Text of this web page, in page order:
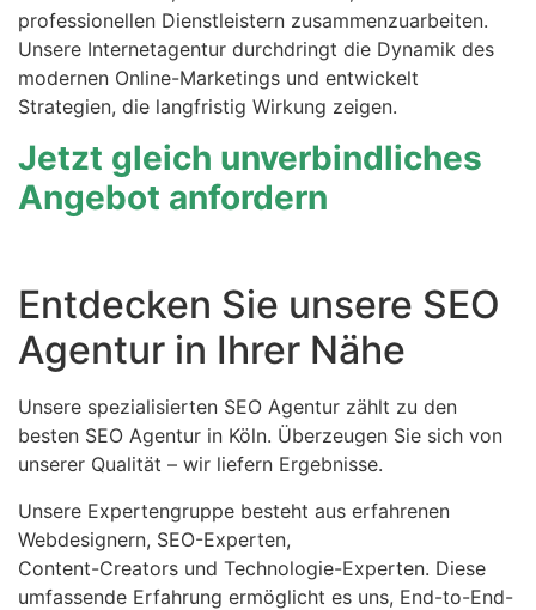
professionellen Dienstleistern zusammenzuarbeiten.
Unsere Internetagentur durchdringt die Dynamik des
modernen Online-Marketings und entwickelt
Strategien, die langfristig Wirkung zeigen.
Jetzt gleich unverbindliches
Angebot anfordern
Entdecken Sie unsere SEO
Agentur in Ihrer Nähe
Unsere spezialisierten SEO Agentur zählt zu den
besten SEO Agentur in Köln. Überzeugen Sie sich von
unserer Qualität – wir liefern Ergebnisse.
Unsere Expertengruppe besteht aus erfahrenen
Webdesignern, SEO-Experten,
Content-Creators und Technologie-Experten. Diese
umfassende Erfahrung ermöglicht es uns, End-to-End-